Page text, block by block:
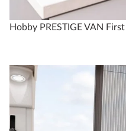
Hobby PRESTIGE VAN